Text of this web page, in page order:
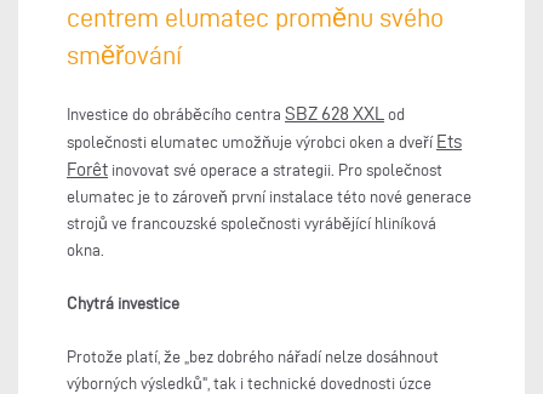
centrem elumatec proměnu svého
směřování
Investice do obráběcího centra SBZ 628 XXL od
společnosti elumatec umožňuje výrobci oken a dveří Ets
Forêt inovovat své operace a strategii. Pro společnost
elumatec je to zároveň první instalace této nové generace
strojů ve francouzské společnosti vyrábějící hliníková
okna.
Chytrá investice
Protože platí, že „bez dobrého nářadí nelze dosáhnout
výborných výsledků", tak i technické dovednosti úzce